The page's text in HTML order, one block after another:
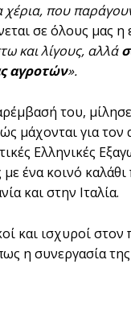
χέρια, που
σε όλους μας η
και λίγους, αλλά
αγροτών».
του,
μάχονται για τον
Ελληνικές
με ένα κοινό
και στην Ιταλία.
ισχυροί στον
η συνεργασία